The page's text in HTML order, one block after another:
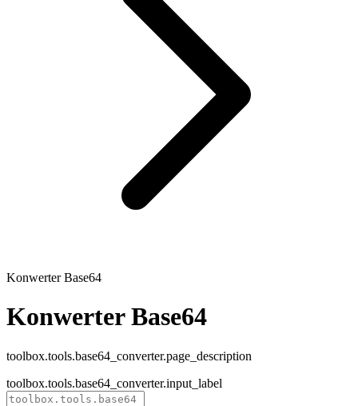
Konwerter Base64
Konwerter Base64
toolbox.tools.base64_converter.page_description
toolbox.tools.base64_converter.input_label